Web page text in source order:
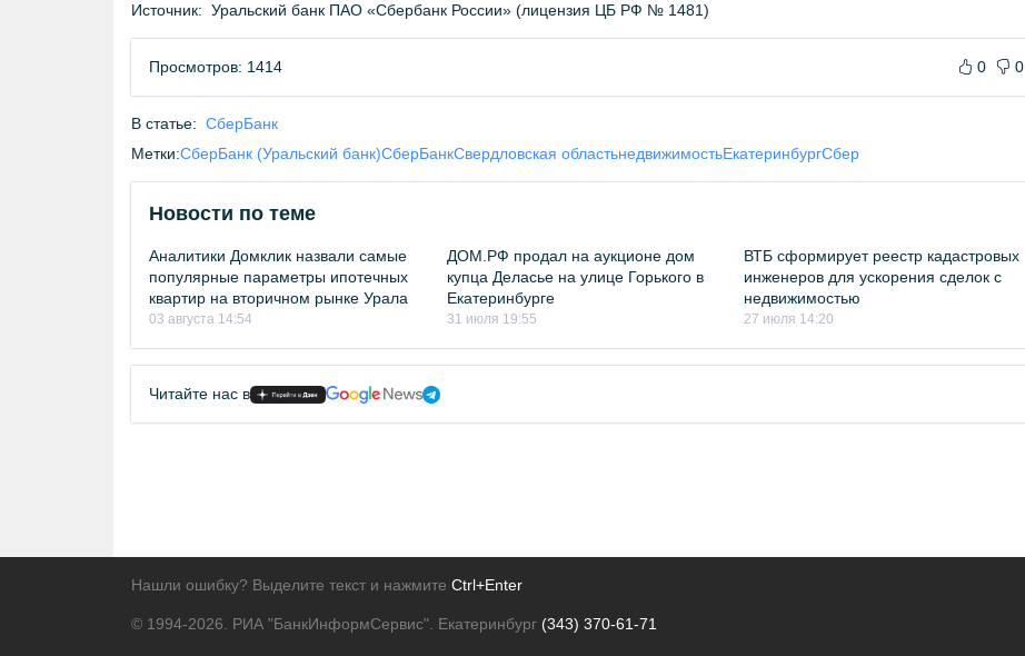
Источник: Уральский банк ПАО «Сбербанк России» (лицензия ЦБ РФ № 1481)
Просмотров: 1414 0 0
В статье: СберБанк
Метки:СберБанк (Уральский банк)СберБанкСвердловская областьнедвижимостьЕкатеринбургСбер
Новости по теме
Аналитики Домклик назвали самые
популярные параметры ипотечных
квартир на вторичном рынке Урала
03 августа 14:54
ДОМ.РФ продал на аукционе дом
купца Деласье на улице Горького в
Екатеринбурге
31 июля 19:55
ВТБ сформирует реестр кадастровых
инженеров для ускорения сделок с
недвижимостью
27 июля 14:20
Читайте нас в
Нашли ошибку? Выделите текст и нажмите Ctrl+Enter
© 1994-2026. РИА "БанкИнформСервис". Екатеринбург (343) 370-61-71